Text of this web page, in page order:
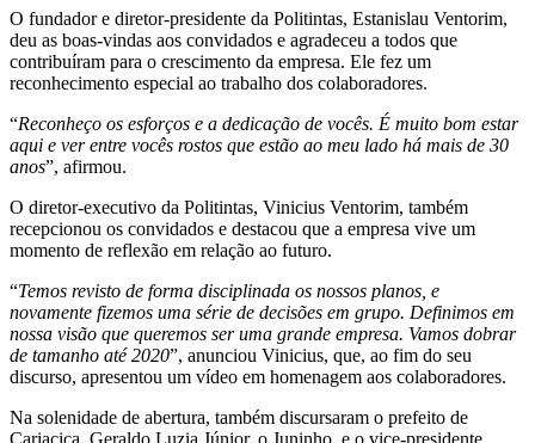
O fundador e diretor-presidente da Politintas, Estanislau Ventorim,
deu as boas-vindas aos convidados e agradeceu a todos que
contribuíram para o crescimento da empresa. Ele fez um
reconhecimento especial ao trabalho dos colaboradores.
“Reconheço os esforços e a dedicação de vocês. É muito bom estar
aqui e ver entre vocês rostos que estão ao meu lado há mais de 30
anos”, afirmou.
O diretor-executivo da Politintas, Vinicius Ventorim, também
recepcionou os convidados e destacou que a empresa vive um
momento de reflexão em relação ao futuro.
“Temos revisto de forma disciplinada os nossos planos, e
novamente fizemos uma série de decisões em grupo. Definimos em
nossa visão que queremos ser uma grande empresa. Vamos dobrar
de tamanho até 2020”, anunciou Vinicius, que, ao fim do seu
discurso, apresentou um vídeo em homenagem aos colaboradores.
Na solenidade de abertura, também discursaram o prefeito de
Cariacica, Geraldo Luzia Júnior, o Juninho, e o vice-presidente